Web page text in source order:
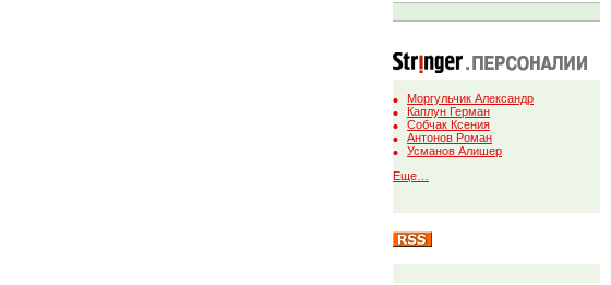
Моргульчик Александр
Каплун Герман
Собчак Ксения
Антонов Роман
Усманов Алишер
Еще…